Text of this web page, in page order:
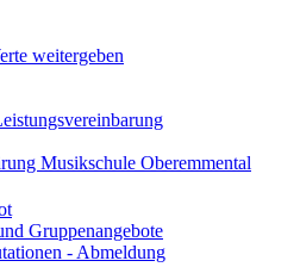
weitergeben
Musikschule Oberemmental
Gruppenangebote
- Abmeldung